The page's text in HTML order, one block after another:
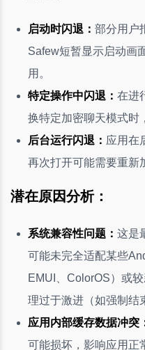
启动时闪退： 部分用户
Safew短暂显示启动画
用。
特定操作中闪退： 在进
换特定加密聊天模式时
后台运行闪退： 应用在
再次打开可能需要重新
潜在原因分析：
系统兼容性问题： 这是
可能未完全适配某些
EMUI、ColorOS）或
理过于激进（如强制结
应用内部缓存数据冲突
可能损坏，影响应用正